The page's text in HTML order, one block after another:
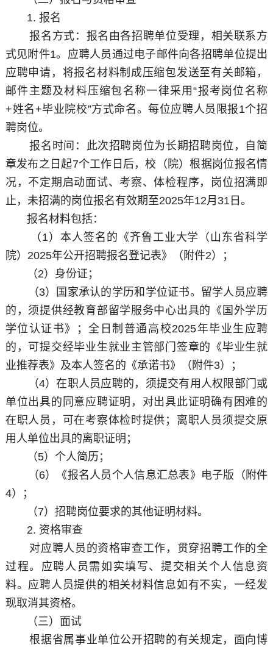
1. 报名
报名方式：报名由各招聘单位受理，相关联系方
式见附件1。应聘人员通过电子邮件向各招聘单位提出
应聘申请，将报名材料制成压缩包发送至有关邮箱，
邮件主题及材料压缩包名称一律采用“报考岗位名称
+姓名+毕业院校”方式命名。每位应聘人员限报1个招
聘岗位。
报名时间：此次招聘岗位为长期招聘岗位，自简
章发布之日起7个工作日后，校（院）根据岗位报名情
况，不定期启动面试、考察、体检程序，岗位招满即
止，未招满的岗位报名有效期至2025年12月31日。
报名材料包括：
（1）本人签名的《齐鲁工业大学（山东省科学
院）2025年公开招聘报名登记表》（附件2）；
（2）身份证；
（3）国家承认的学历和学位证书。留学人员应聘
的，须提供经教育部留学服务中心出具的《国外学历
学位认证书》；全日制普通高校2025年毕业生应聘
的，可提交经毕业生就业主管部门签章的《毕业生就
业推荐表》及本人签名的《承诺书》（附件3）；
（4）在职人员应聘的，须提交有用人权限部门或
单位出具的同意应聘证明，对出具此证明确有困难的
在职人员，可在考察体检时提供；离职人员须提交原
用人单位出具的离职证明；
（5）个人简历；
（6）《报名人员个人信息汇总表》电子版（附件
4）；
（7）招聘岗位要求的其他证明材料。
2. 资格审查
对应聘人员的资格审查工作，贯穿招聘工作的全
过程。应聘人员需如实填写、提交相关个人信息资
料。应聘人员提供的相关材料信息如有不实，一经发
现取消其资格。
（三）面试
根据省属事业单位公开招聘的有关规定，面向博